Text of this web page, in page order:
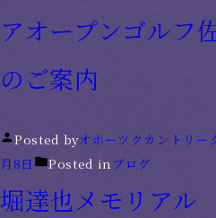
アオープンゴル
のご案内
Posted byオホーツクカントリー
月8日
Posted in ブログ
堀達也メモリア